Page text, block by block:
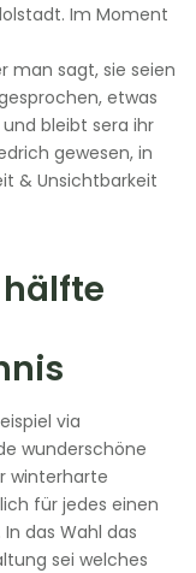
Im Moment
man sagt, sie seien
etwas
bleibt sera ihr
gewesen, in
& Unsichtbarkeit
hälfte
via
wunderschöne
winterharte
für jedes einen
das Wahl das
sei welches